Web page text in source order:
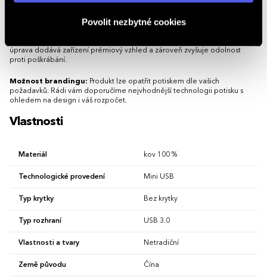
Povolit nezbytné cookies
úprava dodává zařízení prémiový vzhled a zároveň zvyšuje odolnost
proti poškrábání.
Možnost brandingu: Produkt lze opatřit potiskem dle vašich
požadavků. Rádi vám doporučíme nejvhodnější technologii potisku s
ohledem na design i váš rozpočet.
Vlastnosti
Materiál kov 100 %
Technologické provedení Mini USB
Typ krytky Bez krytky
Typ rozhraní USB 3.0
Vlastnosti a tvary Netradiční
Země původu Čína